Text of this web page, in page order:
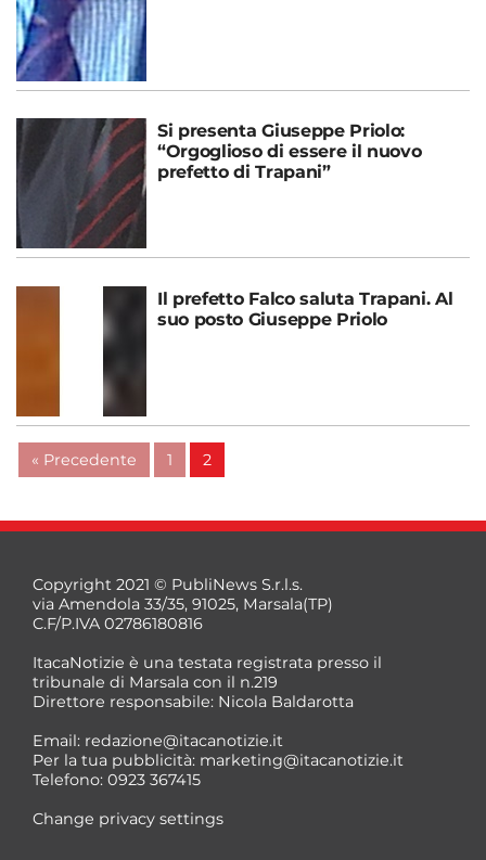
Si presenta Giuseppe Priolo:
“Orgoglioso di essere il nuovo
prefetto di Trapani”
Il prefetto Falco saluta Trapani. Al
suo posto Giuseppe Priolo
« Precedente 1 2
Copyright 2021 © PubliNews S.r.l.s.
via Amendola 33/35, 91025, Marsala(TP)
C.F/P.IVA 02786180816
ItacaNotizie è una testata registrata presso il
tribunale di Marsala con il n.219
Direttore responsabile: Nicola Baldarotta
Email: redazione@itacanotizie.it
Per la tua pubblicità: marketing@itacanotizie.it
Telefono: 0923 367415
Change privacy settings